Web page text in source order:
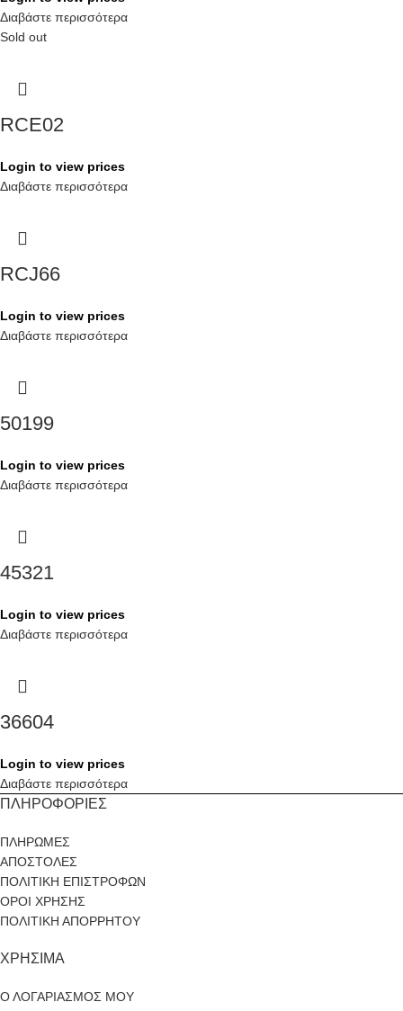
Διαβάστε περισσότερα
Sold out
RCE02
Login to view prices
Διαβάστε περισσότερα
RCJ66
Login to view prices
Διαβάστε περισσότερα
50199
Login to view prices
Διαβάστε περισσότερα
45321
Login to view prices
Διαβάστε περισσότερα
36604
Login to view prices
Διαβάστε περισσότερα
ΠΛΗΡΟΦΟΡΙΕΣ
ΠΛΗΡΩΜΕΣ
ΑΠΟΣΤΟΛΕΣ
ΠΟΛΙΤΙΚΗ ΕΠΙΣΤΡΟΦΩΝ
ΟΡΟΙ ΧΡΗΣΗΣ
ΠΟΛΙΤΙΚΗ ΑΠΟΡΡΗΤΟΥ
ΧΡΗΣΙΜΑ
Ο ΛΟΓΑΡΙΑΣΜΟΣ ΜΟΥ